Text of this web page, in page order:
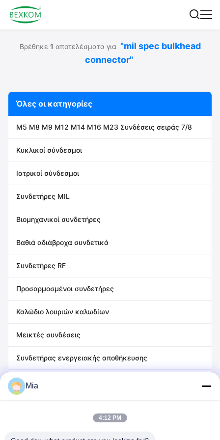
Βρέθηκε 1 αποτελέσματα για "mil spec bulkhead
connector"
Όλες οι κατηγορίες
M5 M8 M9 M12 M14 M16 M23 Συνδέσεις σειράς 7/8
Κυκλικοί σύνδεσμοι
Ιατρικοί σύνδεσμοι
Συνδετήρες MIL
Βιομηχανικοί συνδετήρες
Βαθιά αδιάβροχα συνδετικά
Συνδετήρες RF
Προσαρμοσμένοι συνδετήρες
Καλώδιο λουριών καλωδίων
Μεικτές συνδέσεις
Συνδετήρας ενεργειακής αποθήκευσης
Συνδετήρας σειράς SP/SF
Mia
4:12 PM